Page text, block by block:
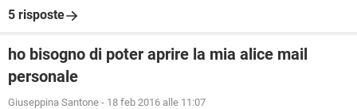
5 risposte
ho bisogno di poter aprire la mia alice mail
personale
Giuseppina Santone - 18 feb 2016 alle 11:07